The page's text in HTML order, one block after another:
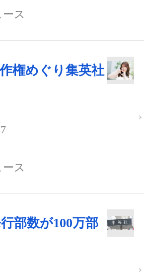
ス
権めぐり集英社
ス
部数が100万部